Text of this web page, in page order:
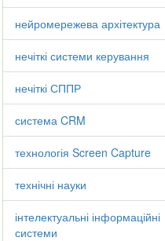
нейромережева архітектура
нечіткі системи керування
нечіткі СППР
система CRM
технологія Screen Capture
технічні науки
інтелектуальні інформаційні
системи